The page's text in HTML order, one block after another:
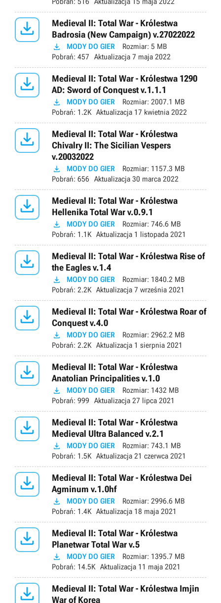

Medieval II: Total War - Królestwa
Badrosia (New Campaign) v.27022022
 MODY DO GIER Rozmiar: 5 MB
Pobrań: 457 Aktualizacja 7 maja 2022

Medieval II: Total War - Królestwa 1290
AD: Sword of Conquest v.1.1.1
 MODY DO GIER Rozmiar: 2007.1 MB
Pobrań: 1.2K Aktualizacja 17 kwietnia 2022

Medieval II: Total War - Królestwa
Chivalry II: The Sicilian Vespers
v.20032022
 MODY DO GIER Rozmiar: 1157.3 MB
Pobrań: 656 Aktualizacja 30 marca 2022

Medieval II: Total War - Królestwa
Hellenika Total War v.0.9.1
 MODY DO GIER Rozmiar: 746.6 MB
Pobrań: 1.1K Aktualizacja 1 listopada 2021

Medieval II: Total War - Królestwa Rise of
the Eagles v.1.4
 MODY DO GIER Rozmiar: 1840.2 MB
Pobrań: 2.2K Aktualizacja 7 września 2021

Medieval II: Total War - Królestwa Roar of
Conquest v.4.0
 MODY DO GIER Rozmiar: 2962.2 MB
Pobrań: 2.2K Aktualizacja 1 sierpnia 2021

Medieval II: Total War - Królestwa
Anatolian Principalities v.1.0
 MODY DO GIER Rozmiar: 1432 MB
Pobrań: 999 Aktualizacja 27 lipca 2021

Medieval II: Total War - Królestwa
Medieval Ultra Balanced v.2.1
 MODY DO GIER Rozmiar: 743.1 MB
Pobrań: 1.5K Aktualizacja 21 czerwca 2021

Medieval II: Total War - Królestwa Dei
Agminum v.1.0hf
 MODY DO GIER Rozmiar: 2996.6 MB
Pobrań: 1.4K Aktualizacja 18 maja 2021

Medieval II: Total War - Królestwa
Planetwar Total War v.5
 MODY DO GIER Rozmiar: 1395.7 MB
Pobrań: 14.5K Aktualizacja 11 maja 2021

Medieval II: Total War - Królestwa Imjin
War of Korea